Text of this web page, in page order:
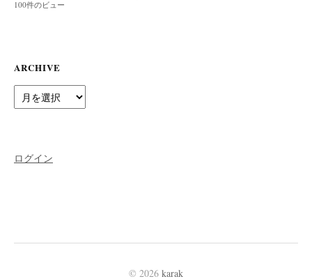
100件のビュー
ARCHIVE
Archive
ログイン
© 2026 karak